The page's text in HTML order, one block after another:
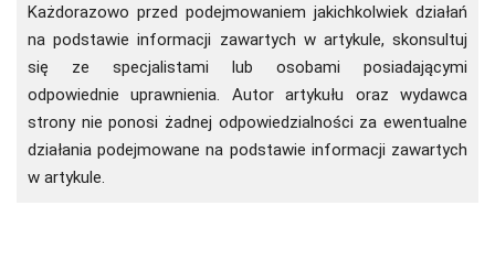
Każdorazowo przed podejmowaniem jakichkolwiek działań
na podstawie informacji zawartych w artykule, skonsultuj
się ze specjalistami lub osobami posiadającymi
odpowiednie uprawnienia. Autor artykułu oraz wydawca
strony nie ponosi żadnej odpowiedzialności za ewentualne
działania podejmowane na podstawie informacji zawartych
w artykule.